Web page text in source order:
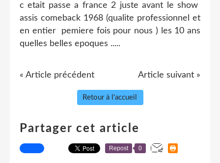
c etait passe a france 2 juste avant le show
assis comeback 1968 (qualite professionnel et
en entier pemiere fois pour nous ) les 10 ans
quelles belles epoques .....
« Article précédent Article suivant »
Retour à l'accueil
Partager cet article
Repost 0